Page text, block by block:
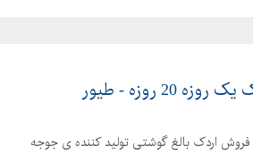
روزه - طیور
اردک بالغ گوشتی تولید کننده ی جوجه